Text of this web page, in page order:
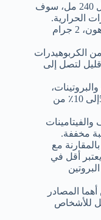
عند تناول كوب من حليب الكينوا بمعدل 240 مل، سوف
الحرارية.
بالإضافة إلى أنها تحتوي على 1 جرام دهون، 2 جرام
الكربوهيدرات
لتصل إلى
والتي تتكون من الماء وهي غنية على 5إلى 10٪ من
والفيتامينات
مخففة.
مع
أقل في
المصادر
للأشخاص